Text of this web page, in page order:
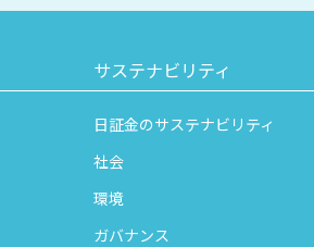
サステナビリティ
日証金のサステナビリティ
社会
環境
ガバナンス